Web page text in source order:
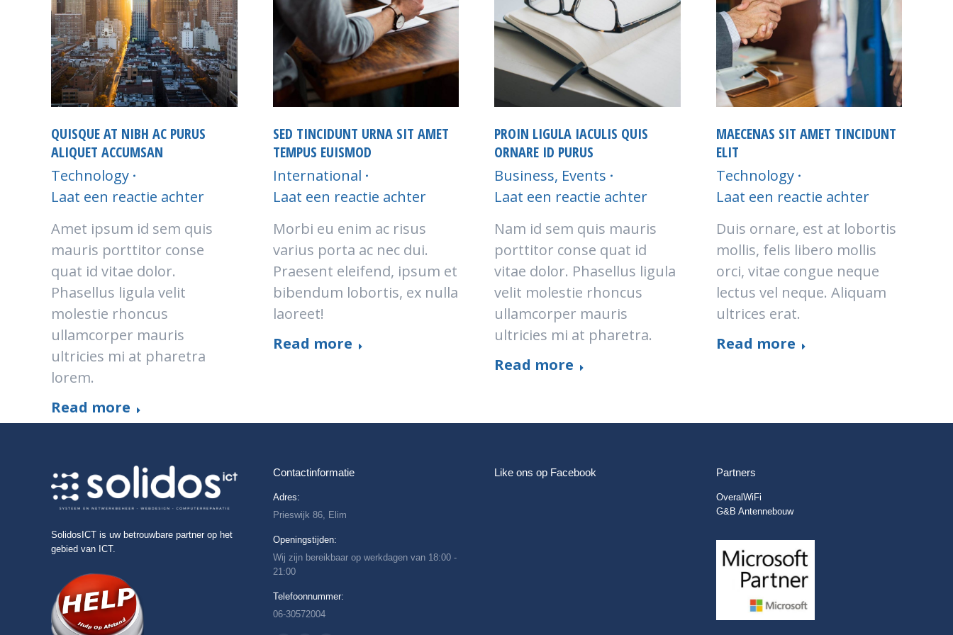
QUISQUE AT NIBH AC PURUS
ALIQUET ACCUMSAN
Technology
Laat een reactie achter
Amet ipsum id sem quis
mauris porttitor conse
quat id vitae dolor.
Phasellus ligula velit
molestie rhoncus
ullamcorper mauris
ultricies mi at pharetra
lorem.
Read more
SED TINCIDUNT URNA SIT AMET
TEMPUS EUISMOD
International
Laat een reactie achter
Morbi eu enim ac risus
varius porta ac nec dui.
Praesent eleifend, ipsum et
bibendum lobortis, ex nulla
laoreet!
Read more
PROIN LIGULA IACULIS QUIS
ORNARE ID PURUS
Business, Events
Laat een reactie achter
Nam id sem quis mauris
porttitor conse quat id
vitae dolor. Phasellus ligula
velit molestie rhoncus
ullamcorper mauris
ultricies mi at pharetra.
Read more
MAECENAS SIT AMET TINCIDUNT
ELIT
Technology
Laat een reactie achter
Duis ornare, est at lobortis
mollis, felis libero mollis
orci, vitae congue neque
lectus vel neque. Aliquam
ultrices erat.
Read more
SolidosICT is uw betrouwbare partner op het
gebied van ICT.
Contactinformatie
Adres:
Prieswijk 86, Elim
Openingstijden:
Wij zijn bereikbaar op werkdagen van 18:00 -
21:00
Telefoonnummer:
06-30572004
Like ons op Facebook Partners
OveralWiFi
G&B Antennebouw